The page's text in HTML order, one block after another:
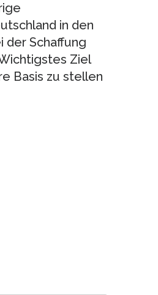
in den
der Schaffung
Ziel
Basis zu stellen